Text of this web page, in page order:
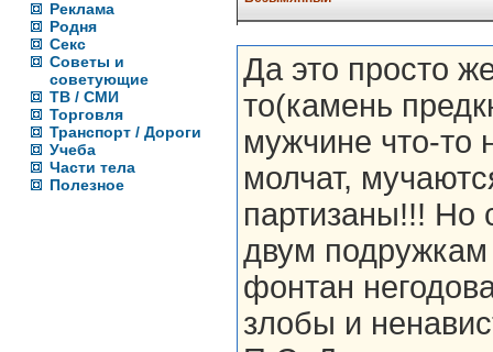
Реклама
Родня
Секс
Советы и
советующие
ТВ / СМИ
Торговля
Транспорт / Дороги
Учеба
Части тела
Полезное
Да это просто
то(камень
мужчине что-то
молчат,
партизаны!!! Но
двум подружкам
фонтан
злобы и